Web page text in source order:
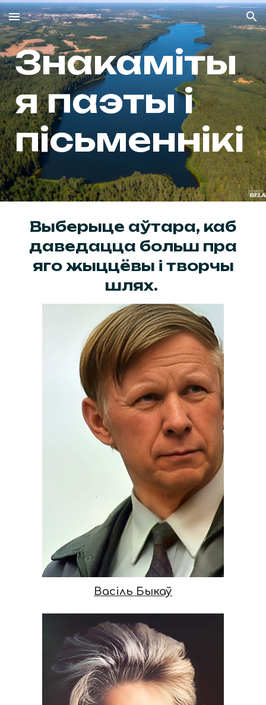
Skip to main content Skip to navigation
Знакаміты
я паэты і
пісьменнікі
Выберыце аўтара, каб
даведацца больш пра
яго жыццёвы і творчы
шлях.
Васіль Быкаў